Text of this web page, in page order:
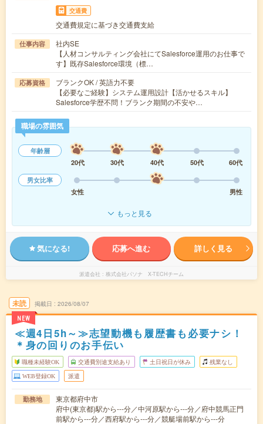
交通費
交通費規定に基づき交通費支給
仕事内容
社内SE
【人材コンサルティング会社にてSalesforce運用のお仕事で
す】既存Salesforce環境（標…
応募資格
ブランクOK / 英語力不要
【必要なご経験】システム運用設計【活かせるスキル】
Salesforce学歴不問！ブランク期間の不安や…
職場の雰囲気
年齢層
20代
30代 40代 50代
60代
男女比率
女性
男性
もっと見る
気になる! 応募へ進む 詳しく見る
派遣会社 株式会社パソナ X-TECHチーム
未読
NEW
掲載日 2026/08/07
≪週4日5h～≫志望動機も履歴書も必要ナシ！
＊身の回りのお手伝い
職種未経験OK 交通費別途支給あり 土日祝日が休み 残業なし
WEB登録OK 派遣
勤務地
東京都府中市
府中(東京都)駅から---分／中河原駅から---分／府中競馬正門
前駅から---分／西府駅から---分／競艇場前駅から---分